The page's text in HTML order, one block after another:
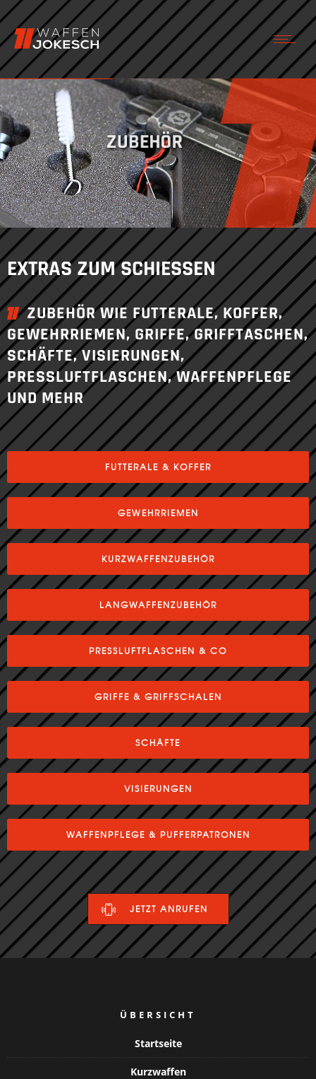
ZUBEHÖR
EXTRAS ZUM SCHIESSEN
ZUBEHÖR WIE FUTTERALE, KOFFER,
GEWEHRRIEMEN, GRIFFE, GRIFFTASCHEN,
SCHÄFTE, VISIERUNGEN,
PRESSLUFTFLASCHEN, WAFFENPFLEGE
UND MEHR
FUTTERALE & KOFFER
GEWEHRRIEMEN
KURZWAFFENZUBEHÖR
LANGWAFFENZUBEHÖR
PRESSLUFTFLASCHEN & CO
GRIFFE & GRIFFSCHALEN
SCHÄFTE
VISIERUNGEN
WAFFENPFLEGE & PUFFERPATRONEN
JETZT ANRUFEN
ÜBERSICHT
Startseite
Kurzwaffen